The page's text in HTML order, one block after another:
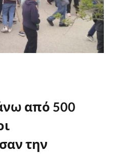
από 500
την